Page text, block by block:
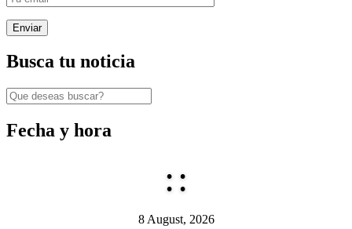
Busca tu noticia
Fecha y hora
::
8 August, 2026